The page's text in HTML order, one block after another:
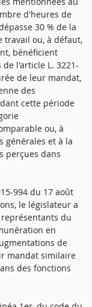
d'heures de
30 % de la
travail ou, à défaut,
bénéficient
l'article L. 3221-
de leur mandat,
des
cette période
ou, à
générales et à la
perçues dans
994 du 17 août
le législateur a
du
en
de
mandat similaire
des fonctions